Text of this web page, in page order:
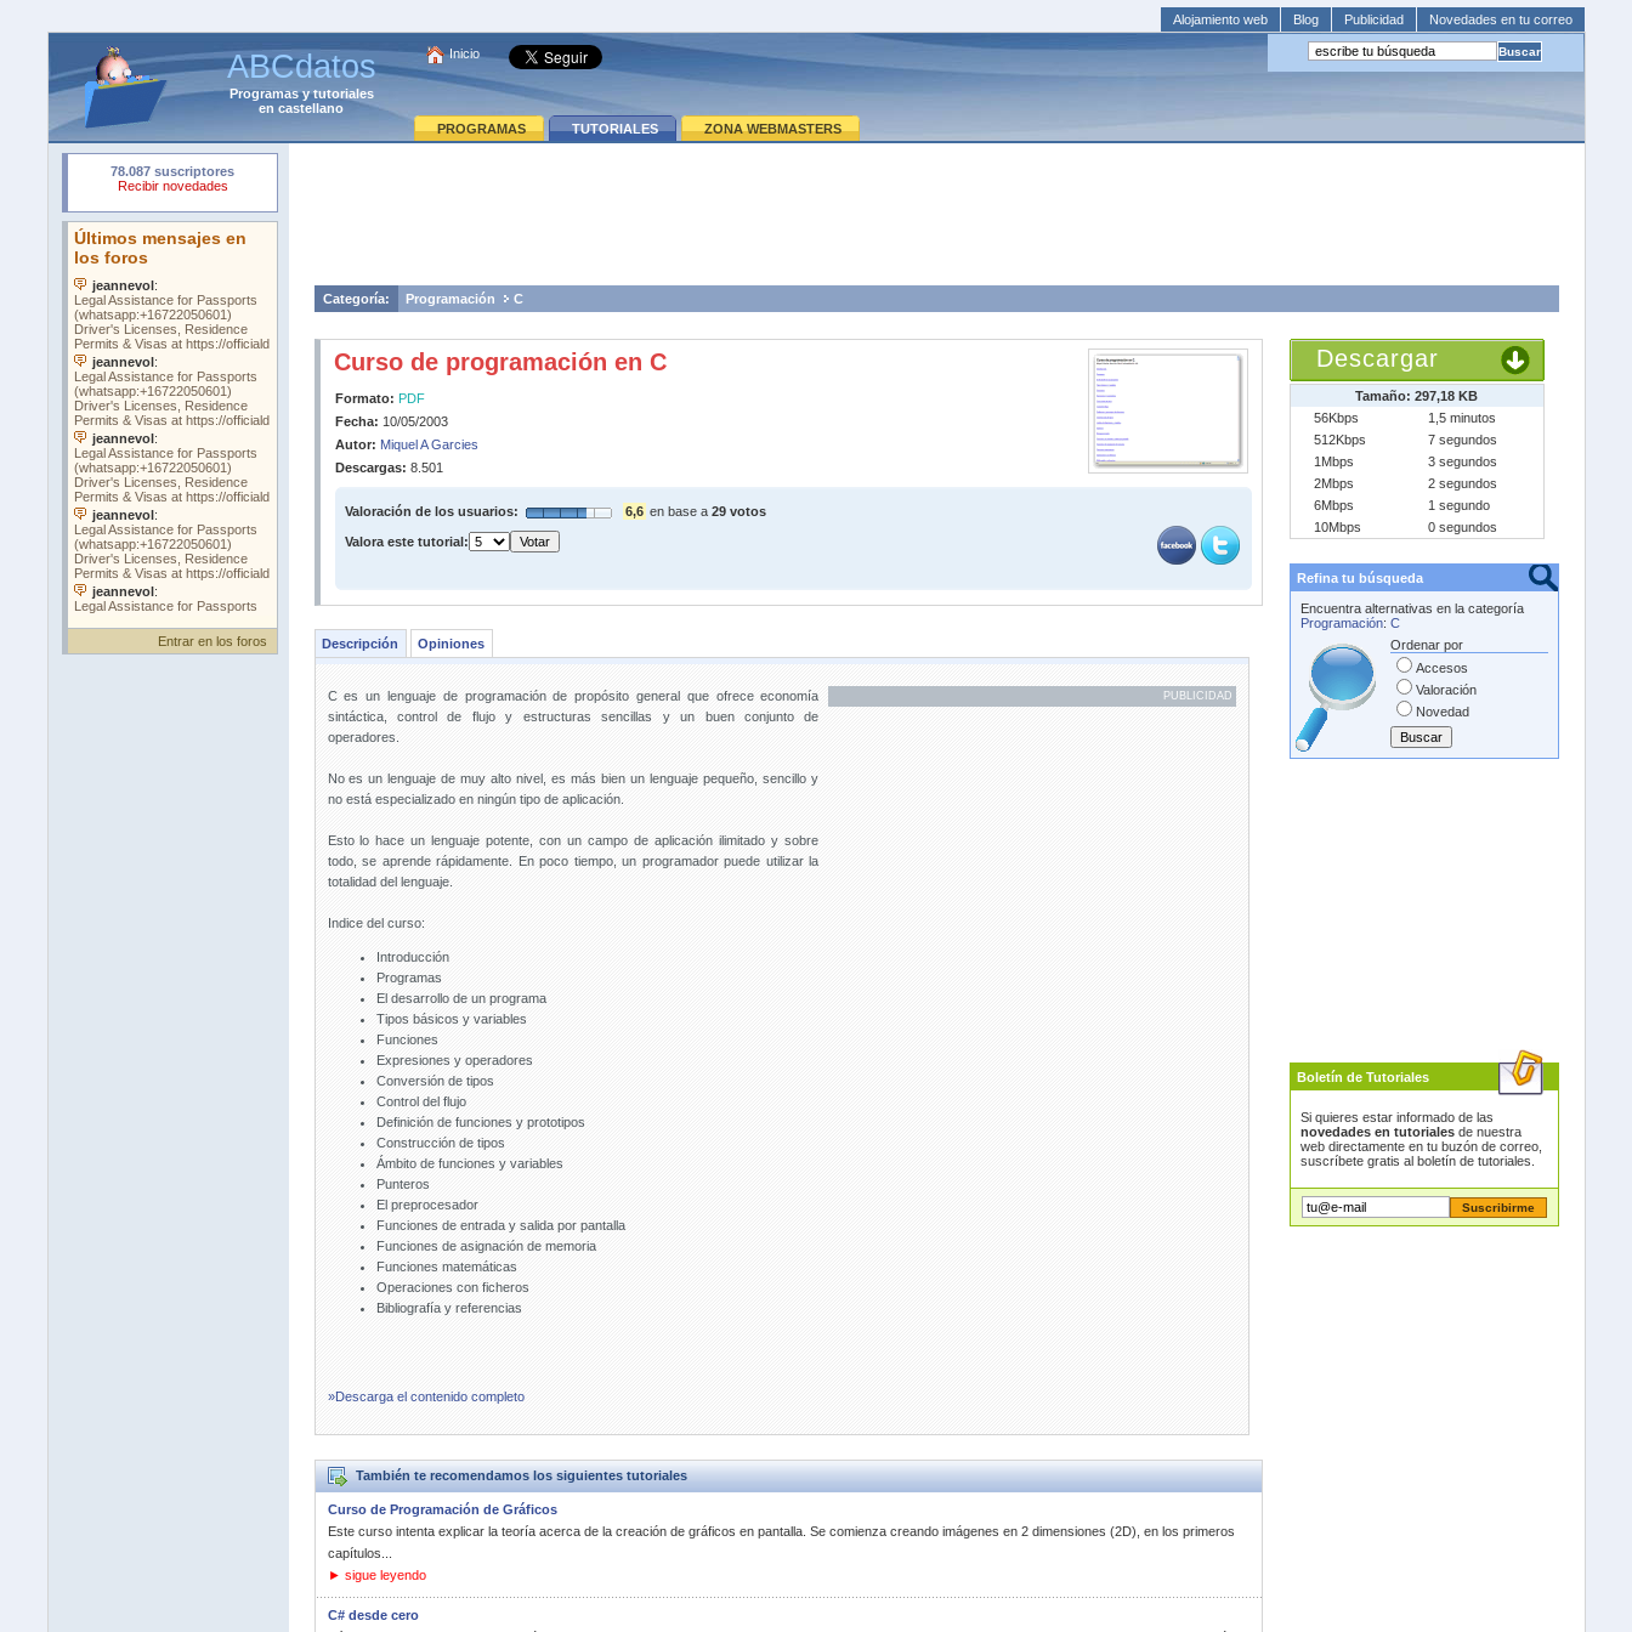
Alojamiento web Blog Publicidad Novedades en tu correo
ABCdatos
Programasytutoriales
en castellano
Inicio
PROGRAMAS TUTORIALES ZONA WEBMASTERS
Entrar en los foros
Categoría: Programación C
Curso de programación en C
Formato: PDF
Fecha: 10/05/2003
Autor: Miquel A Garcies
Descargas: 8.501
Valoración de los usuarios: 6,6 en base a 29 votos
Valora este tutorial:
Descripción Opiniones
PUBLICIDAD
C es un lenguaje de programación de propósito general que ofrece economía
sintáctica, control de flujo y estructuras sencillas y un buen conjunto de
operadores.
No es un lenguaje de muy alto nivel, es más bien un lenguaje pequeño, sencillo y
no está especializado en ningún tipo de aplicación.
Esto lo hace un lenguaje potente, con un campo de aplicación ilimitado y sobre
todo, se aprende rápidamente. En poco tiempo, un programador puede utilizar la
totalidad del lenguaje.
Indice del curso:
Introducción
Programas
El desarrollo de un programa
Tipos básicos y variables
Funciones
Expresiones y operadores
Conversión de tipos
Control del flujo
Definición de funciones y prototipos
Construcción de tipos
Ámbito de funciones y variables
Punteros
El preprocesador
Funciones de entrada y salida por pantalla
Funciones de asignación de memoria
Funciones matemáticas
Operaciones con ficheros
Bibliografía y referencias
»Descarga el contenido completo
También te recomendamos los siguientes tutoriales
Curso de Programación de Gráficos
Este curso intenta explicar la teoría acerca de la creación de gráficos en pantalla. Se comienza creando imágenes en 2 dimensiones (2D), en los primeros
capítulos...
► sigue leyendo
C# desde cero
Descargar
Tamaño: 297,18 KB
56Kbps
1,5 minutos
512Kbps
7 segundos
1Mbps
3 segundos
2Mbps
2 segundos
6Mbps
1 segundo
10Mbps
0 segundos
Refina tu búsqueda
Encuentra alternativas en la categoría
Programación: C
Ordenar por
Accesos
Valoración
Novedad
Boletín de Tutoriales
Si quieres estar informado de las
novedades en tutorialesde nuestra
web directamente en tu buzón de correo,
suscríbete gratis al boletín de tutoriales.